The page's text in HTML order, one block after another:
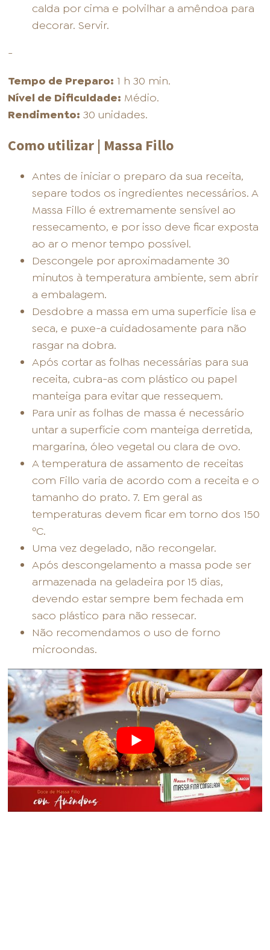
calda por cima e polvilhar a amêndoa para
decorar. Servir.
-
Tempo de Preparo: 1 h 30 min.
Nível de Dificuldade: Médio.
Rendimento: 30 unidades.
Como utilizar | Massa Fillo
Antes de iniciar o preparo da sua receita,
separe todos os ingredientes necessários. A
Massa Fillo é extremamente sensível ao
ressecamento, e por isso deve ficar exposta
ao ar o menor tempo possível.
Descongele por aproximadamente 30
minutos à temperatura ambiente, sem abrir
a embalagem.
Desdobre a massa em uma superfície lisa e
seca, e puxe-a cuidadosamente para não
rasgar na dobra.
Após cortar as folhas necessárias para sua
receita, cubra-as com plástico ou papel
manteiga para evitar que ressequem.
Para unir as folhas de massa é necessário
untar a superfície com manteiga derretida,
margarina, óleo vegetal ou clara de ovo.
A temperatura de assamento de receitas
com Fillo varia de acordo com a receita e o
tamanho do prato. 7. Em geral as
temperaturas devem ficar em torno dos 150
ºC.
Uma vez degelado, não recongelar.
Após descongelamento a massa pode ser
armazenada na geladeira por 15 dias,
devendo estar sempre bem fechada em
saco plástico para não ressecar.
Não recomendamos o uso de forno
microondas.